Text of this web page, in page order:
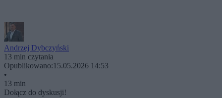
Andrzej Dybczyński
13 min czytania
Opublikowano:15.05.2026 14:53
•
13 min
Dołącz do dyskusji!